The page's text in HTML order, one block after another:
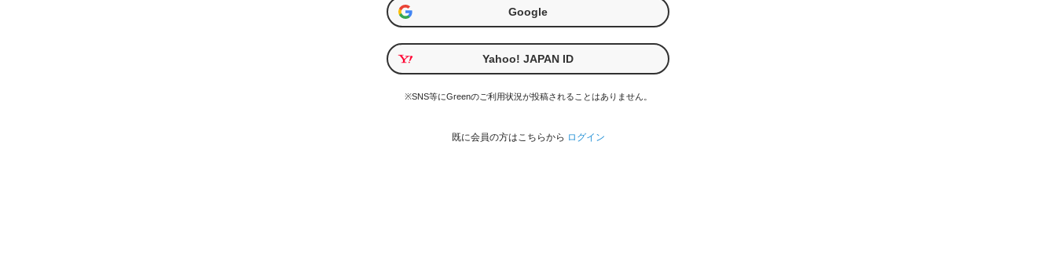
Google
Yahoo! JAPAN ID
※SNS等にGreenのご利用状況が投稿されることはありません。
既に会員の方はこちらから ログイン